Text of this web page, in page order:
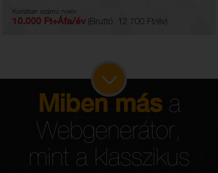
Korlátlan számú nyelv:
10.000 Ft+Áfa/év (Bruttó: 12.700 Ft/év)
Miben mása
Webgenerátor,
mint a klasszikus